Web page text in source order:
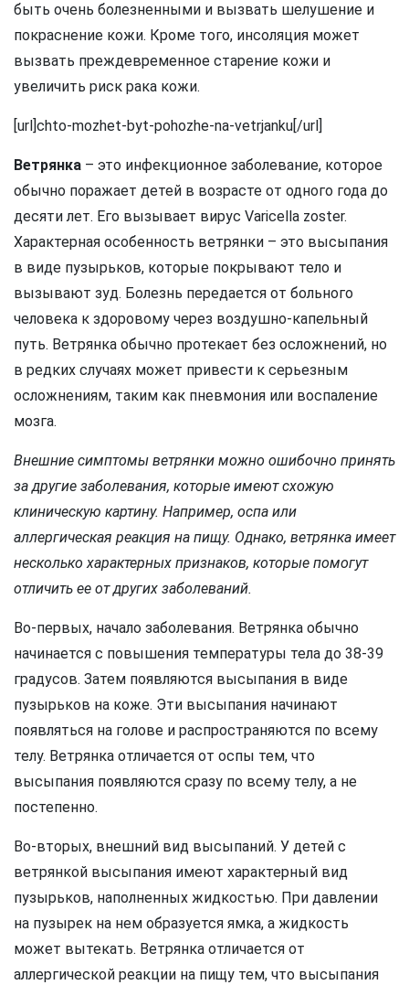
быть очень болезненными и вызвать шелушение и
покраснение кожи. Кроме того, инсоляция может
вызвать преждевременное старение кожи и
увеличить риск рака кожи.
[url]chto-mozhet-byt-pohozhe-na-vetrjanku[/url]
Ветрянка – это инфекционное заболевание, которое
обычно поражает детей в возрасте от одного года до
десяти лет. Его вызывает вирус Varicella zoster.
Характерная особенность ветрянки – это высыпания
в виде пузырьков, которые покрывают тело и
вызывают зуд. Болезнь передается от больного
человека к здоровому через воздушно-капельный
путь. Ветрянка обычно протекает без осложнений, но
в редких случаях может привести к серьезным
осложнениям, таким как пневмония или воспаление
мозга.
Внешние симптомы ветрянки можно ошибочно принять
за другие заболевания, которые имеют схожую
клиническую картину. Например, оспа или
аллергическая реакция на пищу. Однако, ветрянка имеет
несколько характерных признаков, которые помогут
отличить ее от других заболеваний.
Во-первых, начало заболевания. Ветрянка обычно
начинается с повышения температуры тела до 38-39
градусов. Затем появляются высыпания в виде
пузырьков на коже. Эти высыпания начинают
появляться на голове и распространяются по всему
телу. Ветрянка отличается от оспы тем, что
высыпания появляются сразу по всему телу, а не
постепенно.
Во-вторых, внешний вид высыпаний. У детей с
ветрянкой высыпания имеют характерный вид
пузырьков, наполненных жидкостью. При давлении
на пузырек на нем образуется ямка, а жидкость
может вытекать. Ветрянка отличается от
аллергической реакции на пищу тем, что высыпания